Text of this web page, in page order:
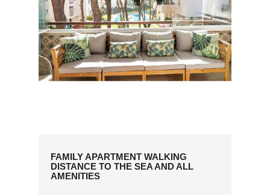
FAMILY APARTMENT WALKING
DISTANCE TO THE SEA AND ALL
AMENITIES